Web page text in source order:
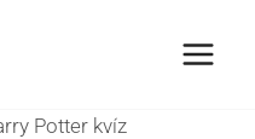
Potter kvíz